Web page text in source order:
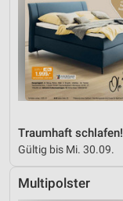
Traumhaft schlafen!
Gültig bis Mi. 30.09.
Multipolster